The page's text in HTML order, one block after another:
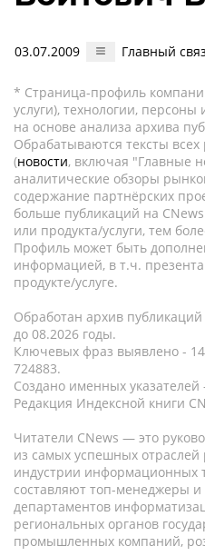
03.07.2009 Главный
* Страница-профиль
услуги), технологии, персоны
на основе анализа архива
Обрабатываются тексты
(новости, включая "Главные
аналитические обзоры
содержание партнёрских
больше публикаций на
или продукта/услуги, тем
Профиль может быть
информацией, в т.ч.
продукте/услуге.
Обработан архив
до 08.2026 годы.
Ключевых фраз выявлено -
724883.
Создано именных указателей
Редакция Индексной книги
Читатели CNews — это
из самых успешных отраслей
индустрии информационных
составляют топ-менеджеры
департаментов
региональных органов
промышленных компаний,